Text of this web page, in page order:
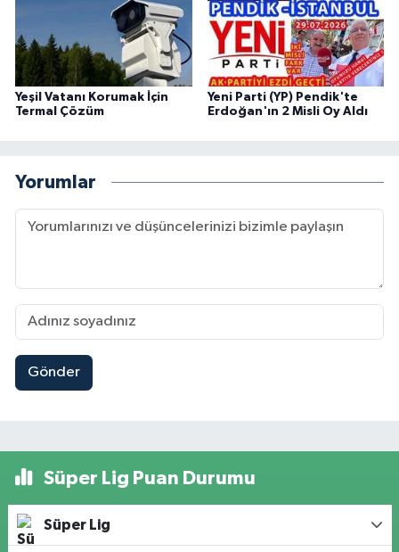
Yeşil Vatanı Korumak İçin
Termal Çözüm
Yeni Parti (YP) Pendik'te
Erdoğan'ın 2 Misli Oy Aldı
Yorumlar
Gönder
Süper Lig Puan Durumu
Süper Lig